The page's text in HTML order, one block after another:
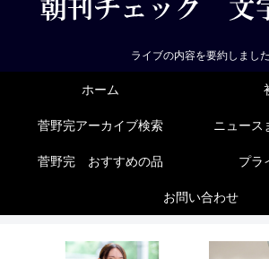
ライブの内容を要約しました
ホーム
菅野完アーカイブ検索 ニュース
菅野完 おすすめの品 プラ
お問い合わせ